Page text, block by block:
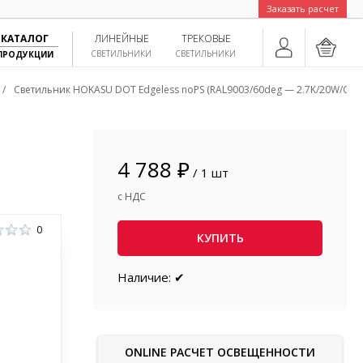
Заказать расчет
ТРЕКОВЫЕ
СВЕТИЛЬНИКИ
ЛИНЕЙНЫЕ
СВЕТИЛЬНИКИ
КАТАЛОГ
/ Светильник HOKASU DOT Edgeless noPS (RAL9003/60deg — 2.7K/20W/
0
4 788 ₽ / 1 шт
с НДС
КУПИТЬ
Наличие: ✔
ONLINE РАСЧЕТ ОСВЕЩЕННОСТИ